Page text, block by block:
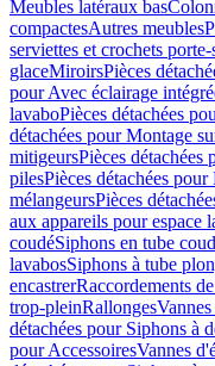
Meubles latéraux bas
compactesAutres meubles
serviettes et crochets
glaceMiroirsPièces
pour Avec éclairage
lavaboPièces détachées
détachées pour Montage
mitigeursPièces
pilesPièces détachées
mélangeursPièces
aux appareils pour espace
coudéSiphons en tube
lavabosSiphons à tube
encastrerRaccordements
trop-pleinRallonges
détachées pour Siphons à
pour AccessoiresVannes